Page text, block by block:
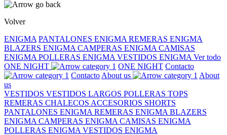
Volver
ENIGMA PANTALONES ENIGMA REMERAS ENIGMA
BLAZERS ENIGMA CAMPERAS ENIGMA CAMISAS
ENIGMA POLLERAS ENIGMA VESTIDOS ENIGMA Ver todo
ONE NIGHT
ONE NIGHT Contacto
Contacto About us
About
us
VESTIDOS VESTIDOS LARGOS POLLERAS TOPS
REMERAS CHALECOS ACCESORIOS SHORTS
PANTALONES ENIGMA REMERAS ENIGMA BLAZERS
ENIGMA CAMPERAS ENIGMA CAMISAS ENIGMA
POLLERAS ENIGMA VESTIDOS ENIGMA